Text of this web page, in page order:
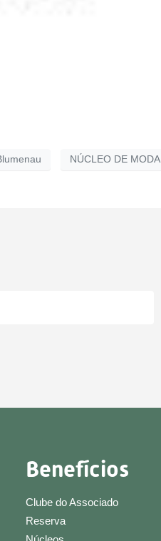
NÚCLEO DE MODA
Benefícios
Clube do Associado
Reserva